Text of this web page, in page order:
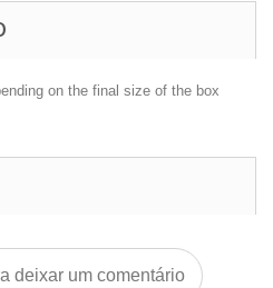
on the final size of the box
deixar um comentário